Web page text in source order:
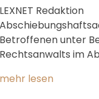
LEXNET Redaktion
Betroffenen unter
Rechtsanwalts im
mehr lesen